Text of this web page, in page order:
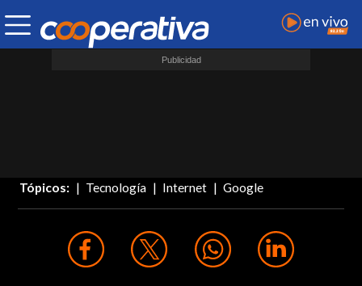
Tópicos: Tecnología Internet Google